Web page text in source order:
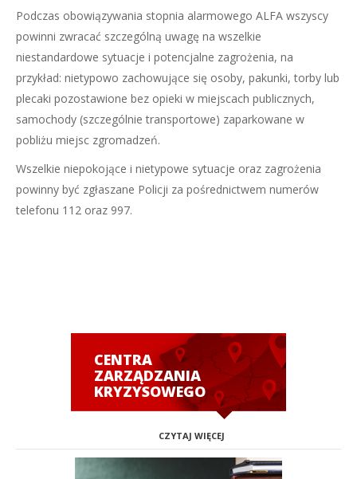
Podczas obowiązywania stopnia alarmowego ALFA wszyscy
powinni zwracać szczególną uwagę na wszelkie
niestandardowe sytuacje i potencjalne zagrożenia, na
przykład: nietypowo zachowujące się osoby, pakunki, torby lub
plecaki pozostawione bez opieki w miejscach publicznych,
samochody (szczególnie transportowe) zaparkowane w
pobliżu miejsc zgromadzeń.
Wszelkie niepokojące i nietypowe sytuacje oraz zagrożenia
powinny być zgłaszane Policji za pośrednictwem numerów
telefonu 112 oraz 997.
CENTRA
ZARZĄDZANIA
KRYZYSOWEGO
CZYTAJ WIĘCEJ